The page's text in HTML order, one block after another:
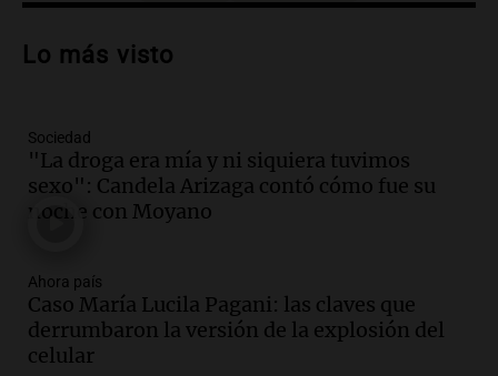
Audio.Debate en el Senado sobre
la soberanía digital en Argentina
Audio.
de semana helado y ciudadanos
marchan contra reforma de tierras
Panorama Federal
Audio.
El "Mono" de Kapanga
adelantó su show en Rosario.
Viva la Radio Rosario
Episodios
Lo más visto
Sociedad
"La droga era mía y ni siquiera tuvimos
sexo": Candela Arizaga contó cómo fue su
noche con Moyano
Ahora país
Caso María Lucila Pagani: las claves que
derrumbaron la versión de la explosión del
celular